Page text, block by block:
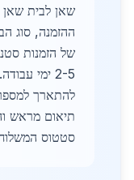
שאן לבית שאן
ההזמנה, סוג
של הזמנות
2-5 ימי
להתארך
תיאום מראש
סטטוס